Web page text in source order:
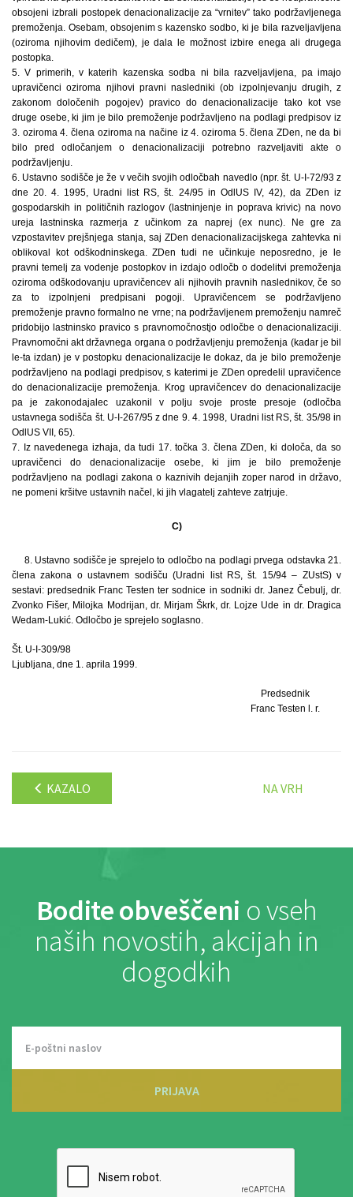
obsojeni izbrali postopek denacionalizacije za “vrnitev” tako podržavljenega
premoženja. Osebam, obsojenim s kazensko sodbo, ki je bila razveljavljena
(oziroma njihovim dedičem), je dala le možnost izbire enega ali drugega
postopka.
5. V primerih, v katerih kazenska sodba ni bila razveljavljena, pa imajo
upravičenci oziroma njihovi pravni nasledniki (ob izpolnjevanju drugih, z
zakonom določenih pogojev) pravico do denacionalizacije tako kot vse
druge osebe, ki jim je bilo premoženje podržavljeno na podlagi predpisov iz
3. oziroma 4. člena oziroma na načine iz 4. oziroma 5. člena ZDen, ne da bi
bilo pred odločanjem o denacionalizaciji potrebno razveljaviti akte o
podržavljenju.
6. Ustavno sodišče je že v večih svojih odločbah navedlo (npr. št. U-I-72/93 z
dne 20. 4. 1995, Uradni list RS, št. 24/95 in OdlUS IV, 42), da ZDen iz
gospodarskih in političnih razlogov (lastninjenje in poprava krivic) na novo
ureja lastninska razmerja z učinkom za naprej (ex nunc). Ne gre za
vzpostavitev prejšnjega stanja, saj ZDen denacionalizacijskega zahtevka ni
oblikoval kot odškodninskega. ZDen tudi ne učinkuje neposredno, je le
pravni temelj za vodenje postopkov in izdajo odločb o dodelitvi premoženja
oziroma odškodovanju upravičencev ali njihovih pravnih naslednikov, če so
za to izpolnjeni predpisani pogoji. Upravičencem se podržavljeno
premoženje pravno formalno ne vrne; na podržavljenem premoženju namreč
pridobijo lastninsko pravico s pravnomočnostjo odločbe o denacionalizaciji.
Pravnomočni akt državnega organa o podržavljenju premoženja (kadar je bil
le-ta izdan) je v postopku denacionalizacije le dokaz, da je bilo premoženje
podržavljeno na podlagi predpisov, s katerimi je ZDen opredelil upravičence
do denacionalizacije premoženja. Krog upravičencev do denacionalizacije
pa je zakonodajalec uzakonil v polju svoje proste presoje (odločba
ustavnega sodišča št. U-I-267/95 z dne 9. 4. 1998, Uradni list RS, št. 35/98 in
OdlUS VII, 65).
7. Iz navedenega izhaja, da tudi 17. točka 3. člena ZDen, ki določa, da so
upravičenci do denacionalizacije osebe, ki jim je bilo premoženje
podržavljeno na podlagi zakona o kaznivih dejanjih zoper narod in državo,
ne pomeni kršitve ustavnih načel, ki jih vlagatelj zahteve zatrjuje.
C)
8. Ustavno sodišče je sprejelo to odločbo na podlagi prvega odstavka 21.
člena zakona o ustavnem sodišču (Uradni list RS, št. 15/94 – ZUstS) v
sestavi: predsednik Franc Testen ter sodnice in sodniki dr. Janez Čebulj, dr.
Zvonko Fišer, Milojka Modrijan, dr. Mirjam Škrk, dr. Lojze Ude in dr. Dragica
Wedam-Lukić. Odločbo je sprejelo soglasno.
Št. U-I-309/98
Ljubljana, dne 1. aprila 1999.
Predsednik
Franc Testen l. r.
KAZALO NA VRH
Bodite obveščeni o vseh
naših novostih, akcijah in
dogodkih
PRIJAVA